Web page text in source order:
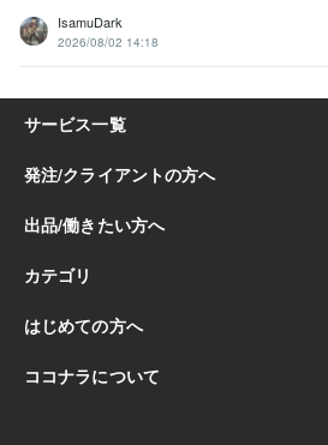
IsamuDark
2026/08/02 14:18